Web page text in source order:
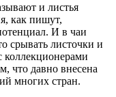
и листья
как пишут,
И в чаи
срывать листочки и
что давно внесена
многих стран.